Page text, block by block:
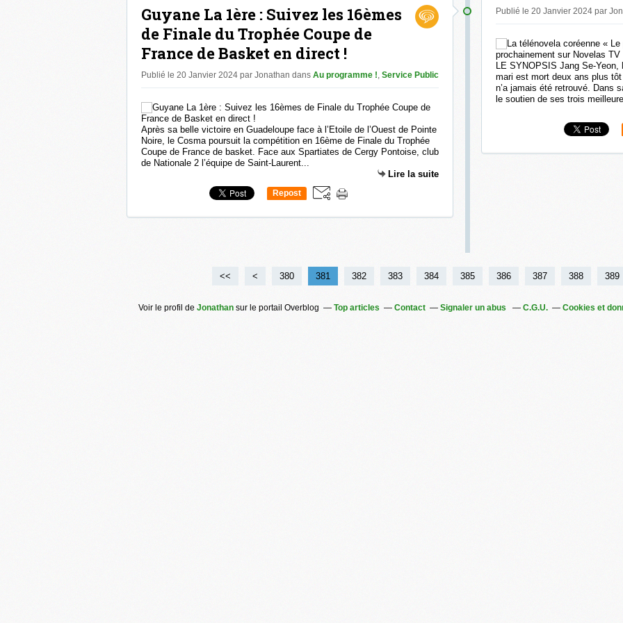
Guyane La 1ère : Suivez les 16èmes
de Finale du Trophée Coupe de
France de Basket en direct !
Publié le 20 Janvier 2024 par Jonathan dans Au programme !, Service Public
Après sa belle victoire en Guadeloupe face à l’Etoile de l’Ouest de Pointe
Noire, le Cosma poursuit la compétition en 16ème de Finale du Trophée
Coupe de France de basket. Face aux Spartiates de Cergy Pontoise, club
de Nationale 2 l’équipe de Saint-Laurent...
Lire la suite
Repost
Publié le 20 Janvier 2024 par
LE SYNOPSIS Jang Se-
mari est mort deux ans plus
n’a jamais été retrouvé. Dans
le soutien de ses trois
<< < 300
310
320
330
340
350
360
370
380 381 382 383 384 385 386 387 388 389
Voir le profil de Jonathan sur le portail Overblog Top articles Contact Signaler un abus C.G.U. Cookies et